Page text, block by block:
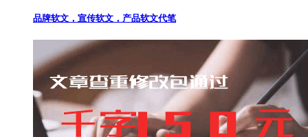
品牌软文，宣传软文，产品软文代笔